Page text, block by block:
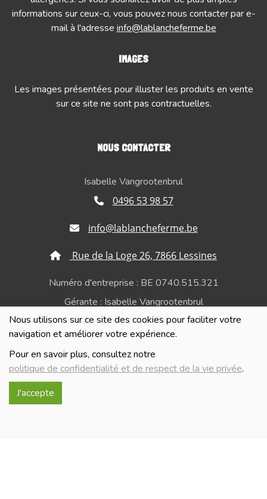
Nous utilisons sur ce site des cookies pour faciliter votre
navigation et améliorer votre expérience.
Pour en savoir plus, consultez notre
politique de confidentialité et de respect de la vie privée.
J'accepte
informations sur ceux-ci, vous pouvez nous contacter par e-
mail à l'adresse info@lablancheferme.be
IMAGES
Les images présentées pour illuster les produits en vente
sur ce site ne sont pas contractuelles.
NOUS CONTACTER
Isabelle Vangrootenbrul
0496 53 98 57
info@lablancheferme.be
Rue de la Loge 26, 7866 Lessines
Numéro d'entreprise : BE 0740.515.321
Gérante : Isabelle Vangrootenbrul
Politique de confidentialité et de respect de la vie
privée